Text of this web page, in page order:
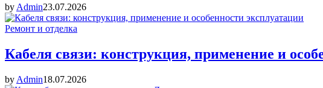
by Admin23.07.2026
Ремонт и отделка
Кабеля связи: конструкция, применение и
by Admin18.07.2026